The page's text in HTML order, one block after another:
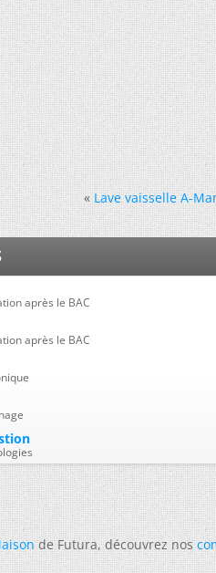
« Lave vaisselle A-
après le BAC
après le BAC
de Futura, découvrez nos